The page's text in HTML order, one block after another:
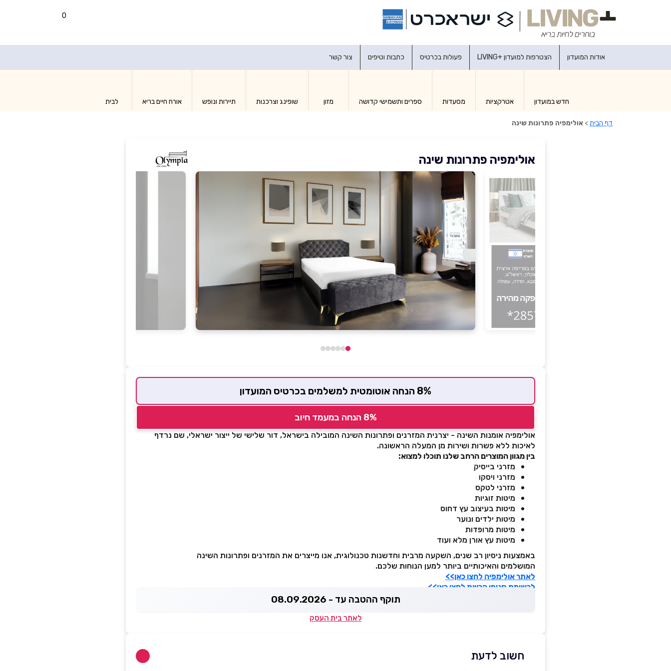
0
אודות המועדון הצטרפות למועדון +LIVING פעולות בכרטיס כתבות וטיפים צור קשר
חדש במועדון אטרקציות מסעדות ספרים ותשמישי קדושה מזון שופינג וצרכנות תיירות ונופש אורח חיים בריא לבית
דף הבית> אולימפיה פתרונות שינה
אולימפיה פתרונות שינה
8% הנחה אוטומטית למשלמים בכרטיס המועדון
8% הנחה במעמד חיוב
אולימפיה אומנות השינה - יצרנית המזרנים ופתרונות השינה המובילה בישראל, דור שלישי של ייצור ישראלי, שם נרדף
לאיכות ללא פשרות ושירות מן המעלה הראשונה.
בין מגוון המוצרים הרחב שלנו תוכלו למצוא:
מזרני בייסיק
מזרני ויסקו
מזרני לטקס
מיטות זוגיות
מיטות בעיצוב עץ דחוס
מיטות ילדים ונוער
מיטות מרופדות
מיטות עץ אורן מלא ועוד
באמצעות ניסיון רב שנים, השקעה מרבית וחדשנות טכנולוגית, אנו מייצרים את המזרנים ופתרונות השינה
המושלמים והאיכותיים ביותר למען הנוחות שלכם.
לאתר אולימפיה לחצו כאן>>
לרשימת סניפי הרשת לחצו כאן>>
תוקף ההטבה עד - 08.09.2026
לאתר בית העסק
חשוב לדעת